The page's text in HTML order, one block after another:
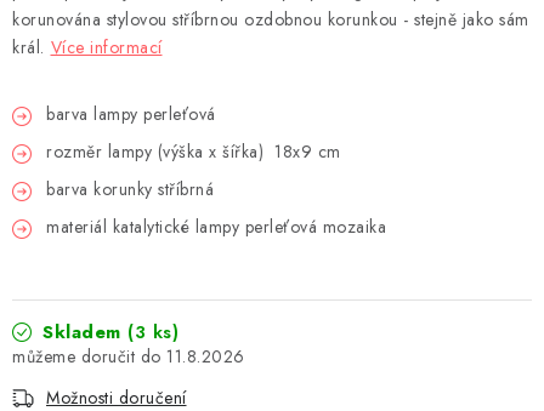
korunována stylovou stříbrnou ozdobnou korunkou - stejně jako sám
král. Více informací
barva lampy perleťová
rozměr lampy (výška x šířka) 18x9 cm
barva korunky stříbrná
materiál katalytické lampy perleťová mozaika
Skladem (3 ks)
11.8.2026
Možnosti doručení